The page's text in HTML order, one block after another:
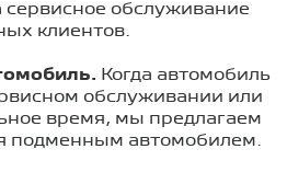
обслуживание
клиентов.
Когда автомобиль
обслуживании или
время, мы предлагаем
подменным автомобилем.